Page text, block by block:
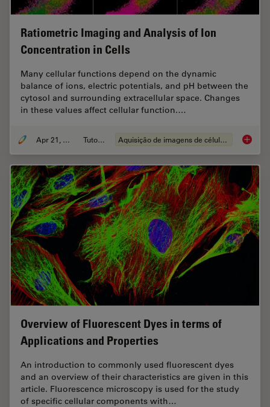
Ratiometric Imaging and Analysis of Ion
Concentration in Cells
Many cellular functions depend on the dynamic
balance of ions, electric potentials, and pH between the
cytosol and surrounding extracellular space. Changes
in these values affect cellular function.…
Apr 21, 2026 Tutorial Aquisição de imagens de células vivas
Overview of Fluorescent Dyes in terms of
Applications and Properties
An introduction to commonly used fluorescent dyes
and an overview of their characteristics are given in this
article. Fluorescence microscopy is used for the study
of specific cellular components with…